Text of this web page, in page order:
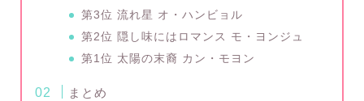
第3位 流れ星 オ・ハンビョル
第2位 隠し味にはロマンス モ・ヨンジュ
第1位 太陽の末裔 カン・モヨン
まとめ